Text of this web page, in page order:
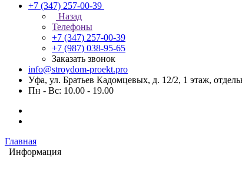
+7 (347) 257-00-39
Назад
Телефоны
+7 (347) 257-00-39
+7 (987) 038-95-65
Заказать звонок
info@stroydom-proekt.pro
Уфа, ул. Братьев Кадомцевых, д. 12/2, 1 этаж,
Пн - Вс: 10.00 - 19.00
Главная
Информация